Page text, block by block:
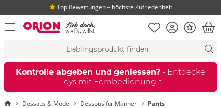
Top Bewertungen ‒ höchste Zufriedenheit
Menü öffnen Merkliste
KontoBonus
Kontrolle abgeben und geniessen? - Entdecke
Toys mit Fernbedienung
StartseiteDessous & Mode Dessous für Männer Pants